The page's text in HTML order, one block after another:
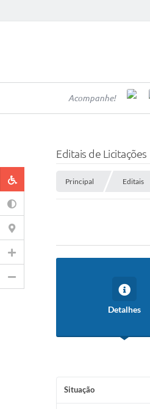
Acompanhe!
Editais de Licitações
Principal Editais
Detalhes
Situação